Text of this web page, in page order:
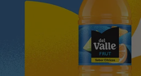
Voltar